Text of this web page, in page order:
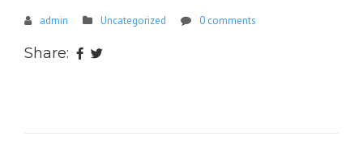
admin Uncategorized 0 comments
Share: